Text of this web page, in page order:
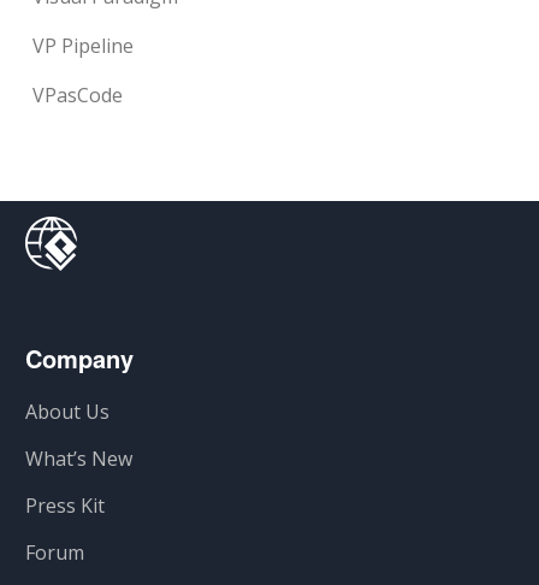
VP Pipeline
VPasCode
Company
About Us
What’s New
Press Kit
Forum